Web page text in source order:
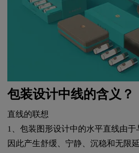
包装设计中线的含义？
直线的联想
1、包装图形设计中的水平直线由于
因此产生舒缓、宁静、沉稳和无限